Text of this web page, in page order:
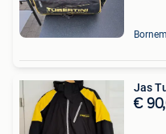
Bornem
Jas
€